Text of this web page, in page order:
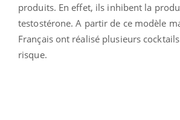
produits. En effet, ils inhibent la
testostérone. A partir de ce modèle
Français ont réalisé plusieurs
risque.